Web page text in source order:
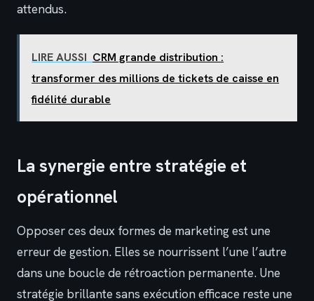
attendus.
LIRE AUSSI CRM grande distribution :
transformer des millions de tickets de caisse en
fidélité durable
La synergie entre stratégie et
opérationnel
Opposer ces deux formes de marketing est une
erreur de gestion. Elles se nourrissent l’une l’autre
dans une boucle de rétroaction permanente. Une
stratégie brillante sans exécution efficace reste une